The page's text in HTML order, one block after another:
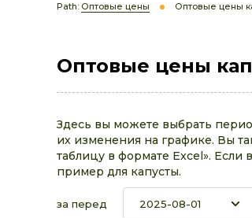
Path: Оптовые цены Оптовые цены
Оптовые цены
Здесь вы можете выбрать
их изменения на графике. Вы
таблицу в формате Excel». Если
пример для капусты.
за перед